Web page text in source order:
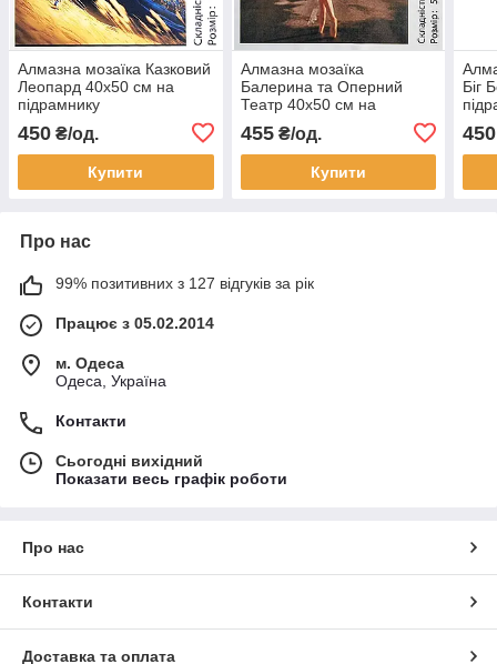
Алмазна мозаїка Казковий
Леопард 40x50 см на
підрамнику
450 ₴/од.
Купити
Алмазна мозаїка
Балерина та Оперний
Театр 40x50 см на
455₴/од.
Купити
Біг
450
Про нас
99% позитивних з 127 відгуків за рік
Працює з 05.02.2014
м. Одеса
Одеса, Україна
Контакти
Сьогодні вихідний
Показати весь графік роботи
Про нас
Контакти
Доставка та оплата